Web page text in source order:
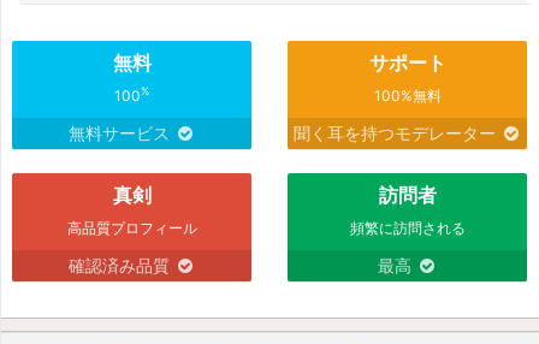
無料
100%
無料サービス
サポート
100%無料
聞く耳を持つモデレーター
真剣
高品質プロフィール
確認済み品質
訪問者
頻繁に訪問される
最高